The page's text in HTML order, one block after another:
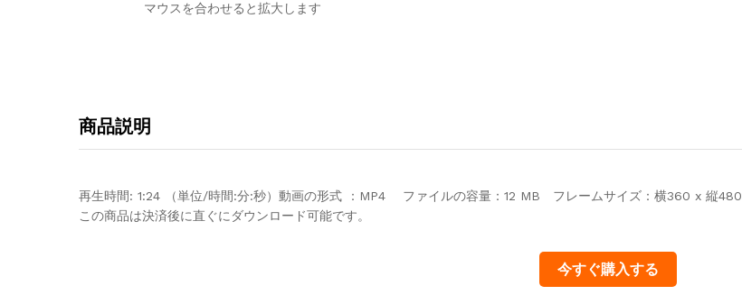
マウスを合わせると拡大します
商品説明
再生時間: 1:24 （単位/時間:分:秒）動画の形式 ：MP4 ファイルの容量：12 MB フレームサイズ：横360 x 縦480
この商品は決済後に直ぐにダウンロード可能です。
今すぐ購入する